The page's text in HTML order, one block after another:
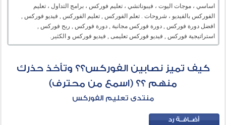
اساسي ، موجات اليوت ، فيبوناتشي ، تعليم فوركس ، برامج التداول ، تعليم
الفوركس بالفيديو ، شروحات . تعلم الفوركس , تعليم الفوركس , فيديو فوركس ,
افضل دورة فوركس , دورة فوركس مجانية , دورة فوركس , ربح فوركس ,
استراتيجية فوركس , فيديو فوركس تعليمى , فيديو فوركس و الكثير.
كيف تميز نصابين الفوركس؟؟ وتأخذ حذرك
منهم ؟؟ (اسمع من محترف)
منتدى تعليم الفوركس